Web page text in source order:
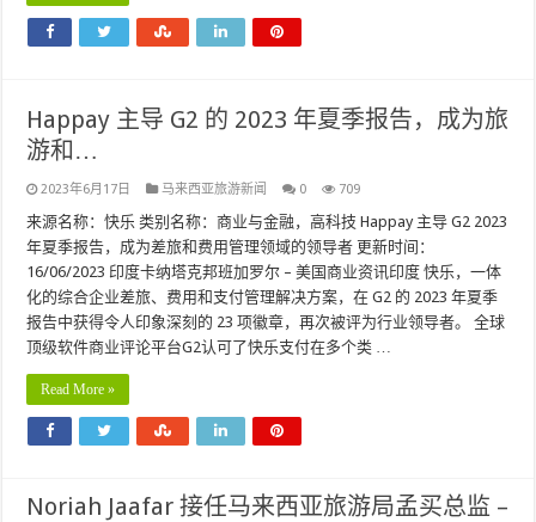
Happay 主导 G2 的 2023 年夏季报告，成为旅
游和…
2023年6月17日 马来西亚旅游新闻 0 709
来源名称：快乐 类别名称：商业与金融，高科技 Happay 主导 G2 2023
年夏季报告，成为差旅和费用管理领域的领导者 更新时间：
16/06/2023 印度卡纳塔克邦班加罗尔 – 美国商业资讯印度 快乐，一体
化的综合企业差旅、费用和支付管理解决方案，在 G2 的 2023 年夏季
报告中获得令人印象深刻的 23 项徽章，再次被评为行业领导者。 全球
顶级软件商业评论平台G2认可了快乐支付在多个类 …
Read More »
Noriah Jaafar 接任马来西亚旅游局孟买总监 –